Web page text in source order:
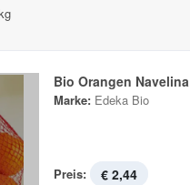
Bio Orangen Navelina
Marke: Edeka Bio
Preis: € 2,44